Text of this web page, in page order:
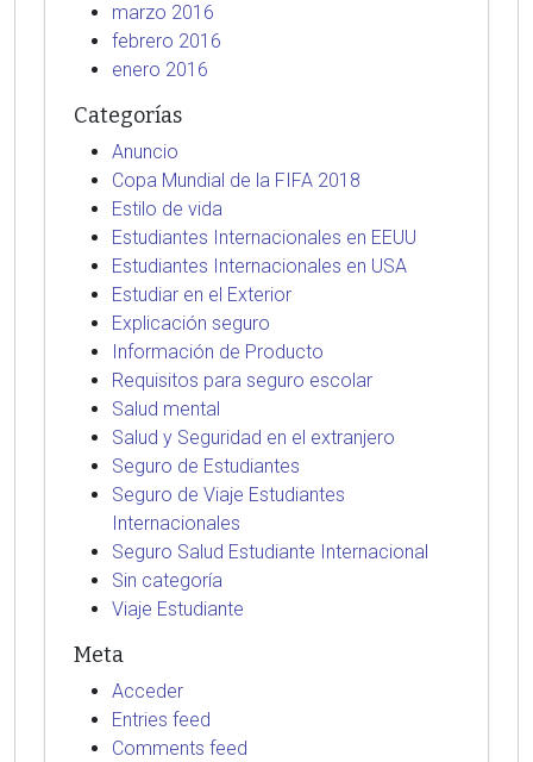
marzo 2016
febrero 2016
enero 2016
Categorías
Anuncio
Copa Mundial de la FIFA 2018
Estilo de vida
Estudiantes Internacionales en EEUU
Estudiantes Internacionales en USA
Estudiar en el Exterior
Explicación seguro
Información de Producto
Requisitos para seguro escolar
Salud mental
Salud y Seguridad en el extranjero
Seguro de Estudiantes
Seguro de Viaje Estudiantes
Internacionales
Seguro Salud Estudiante Internacional
Sin categoría
Viaje Estudiante
Meta
Acceder
Entries feed
Comments feed